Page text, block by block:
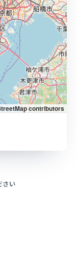
contributors
さい